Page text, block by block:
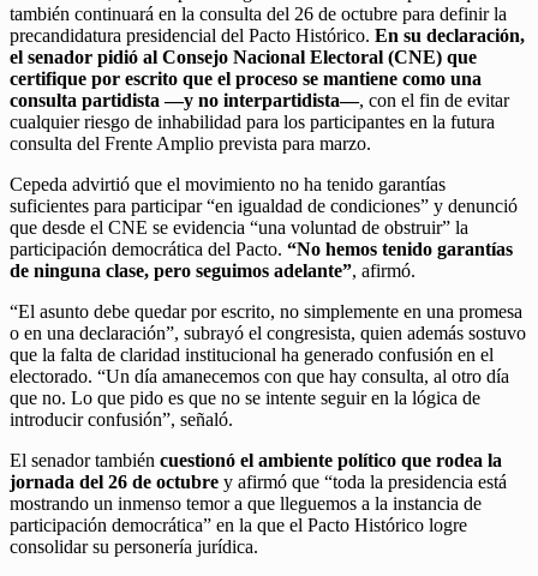
también continuará en la consulta del 26 de octubre para definir la
precandidatura presidencial del Pacto Histórico. En su declaración,
el senador pidió al Consejo Nacional Electoral (CNE) que
certifique por escrito que el proceso se mantiene como una
consulta partidista —y no interpartidista—, con el fin de evitar
cualquier riesgo de inhabilidad para los participantes en la futura
consulta del Frente Amplio prevista para marzo.
Cepeda advirtió que el movimiento no ha tenido garantías
suficientes para participar “en igualdad de condiciones” y denunció
que desde el CNE se evidencia “una voluntad de obstruir” la
participación democrática del Pacto. “No hemos tenido garantías
de ninguna clase, pero seguimos adelante”, afirmó.
“El asunto debe quedar por escrito, no simplemente en una promesa
o en una declaración”, subrayó el congresista, quien además sostuvo
que la falta de claridad institucional ha generado confusión en el
electorado. “Un día amanecemos con que hay consulta, al otro día
que no. Lo que pido es que no se intente seguir en la lógica de
introducir confusión”, señaló.
El senador también cuestionó el ambiente político que rodea la
jornada del 26 de octubre y afirmó que “toda la presidencia está
mostrando un inmenso temor a que lleguemos a la instancia de
participación democrática” en la que el Pacto Histórico logre
consolidar su personería jurídica.